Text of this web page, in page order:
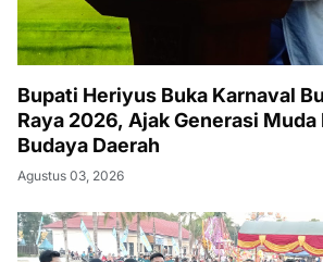
Bupati Heriyus Buka Karnaval
Raya 2026, Ajak Generasi
Budaya Daerah
Agustus 03, 2026